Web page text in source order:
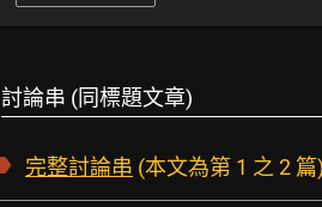
討論串 (同標題文章)
完整討論串 (本文為第 1 之 2